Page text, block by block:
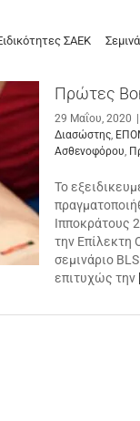
ΣΑΕΚ
Πρώτες
29 Μαΐου, 2020
Διασώστης,
Ασθενοφόρου,
Το
Ιπποκράτους
την
σεμινάριο
επιτυχώς την